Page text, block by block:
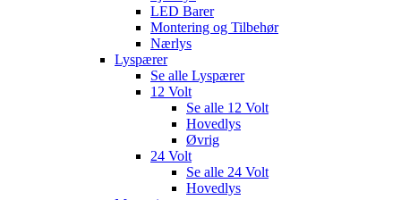
LED Barer
Montering og Tilbehør
Nærlys
Lyspærer
Se alle Lyspærer
12 Volt
Se alle 12 Volt
Hovedlys
Øvrig
24 Volt
Se alle 24 Volt
Hovedlys